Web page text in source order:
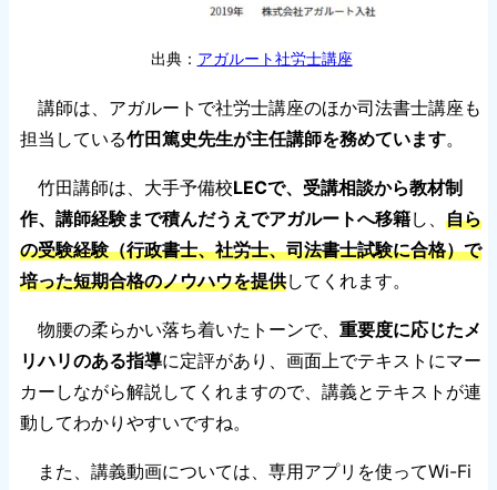
出典： アガルート社労士講座
講師は、アガルートで社労士講座のほか司法書士講座も
担当している竹田篤史先生が主任講師を務めています。
竹田講師は、大手予備校LECで、受講相談から教材制
作、講師経験まで積んだうえでアガルートへ移籍し、 自ら
の受験経験（行政書士、社労士、司法書士試験に合格）で
培った短期合格のノウハウを提供してくれます。
物腰の柔らかい落ち着いたトーンで、 重要度に応じたメ
リハリのある指導に定評があり、画面上でテキストにマー
カーしながら解説してくれますので、講義とテキストが連
動してわかりやすいですね。
また、講義動画については、専用アプリを使ってWi-Fi